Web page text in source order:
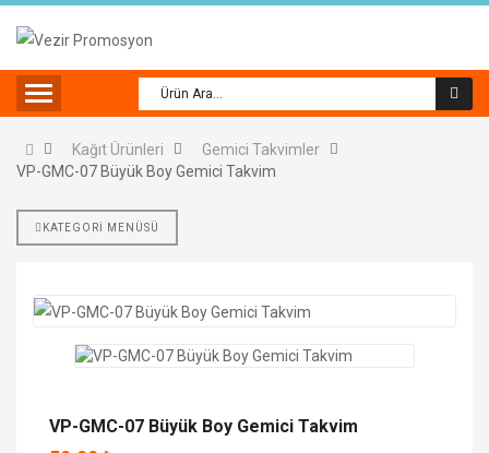
Kağıt Ürünleri
Gemici Takvimler
VP-GMC-07 Büyük Boy Gemici Takvim
KATEGORİ MENÜSÜ
VP-GMC-07 Büyük Boy Gemici Takvim